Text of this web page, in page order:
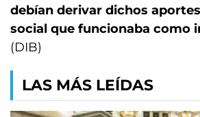
debían derivar dichos
social que funcionaba como
(DIB)
LAS MÁS LEÍDAS